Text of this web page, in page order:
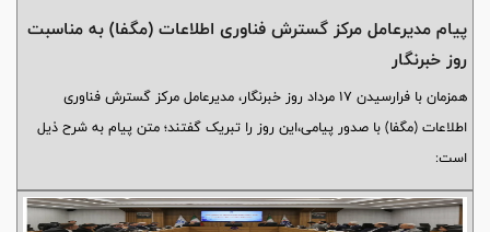
پیام مدیرعامل مرکز گسترش فناوری اطلاعات (مگفا) به مناسبت
روز خبرنگار
همزمان با فرارسیدن ۱۷ مرداد روز خبرنگار، مدیرعامل مرکز گسترش فناوری
اطلاعات (مگفا) با صدور پیامی،این روز را تبریک گفتند؛ متن پیام به شرح ذیل
است: